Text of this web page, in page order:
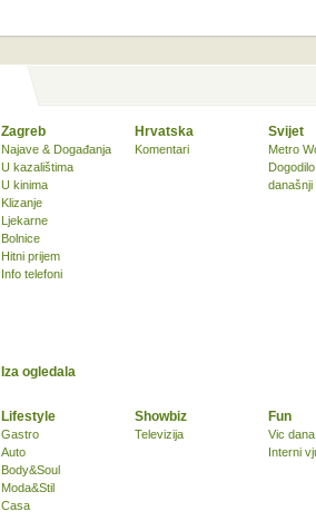
Zagreb
Najave & Događanja
U kazalištima
U kinima
Klizanje
Ljekarne
Bolnice
Hitni prijem
Info telefoni
Hrvatska
Komentari
Svijet
Metro
današnji
Lifestyle
Gastro
Auto
Body&Soul
Moda&Stil
Casa
Showbiz
Televizija
Fun
Vic dana
Interni
Iza ogledala